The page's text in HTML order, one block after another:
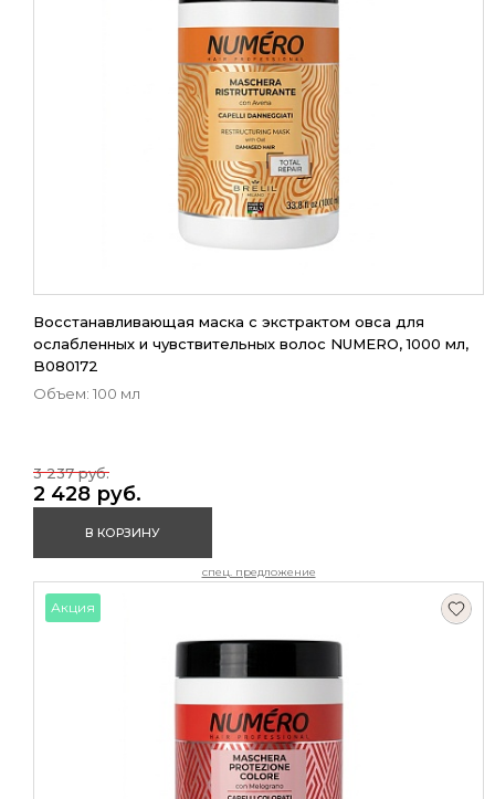
Восстанавливающая маска с экстрактом овса для
ослабленных и чувствительных волос NUMERO, 1000 мл,
B080172
Объем: 100 мл
2 428 руб.
3 237 руб.
В КОРЗИНУ
спец. предложение
Акция